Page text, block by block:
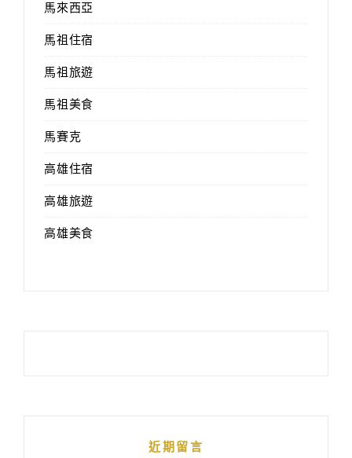
馬來西亞
馬祖住宿
馬祖旅遊
馬祖美食
馬賽克
高雄住宿
高雄旅遊
高雄美食
近期留言